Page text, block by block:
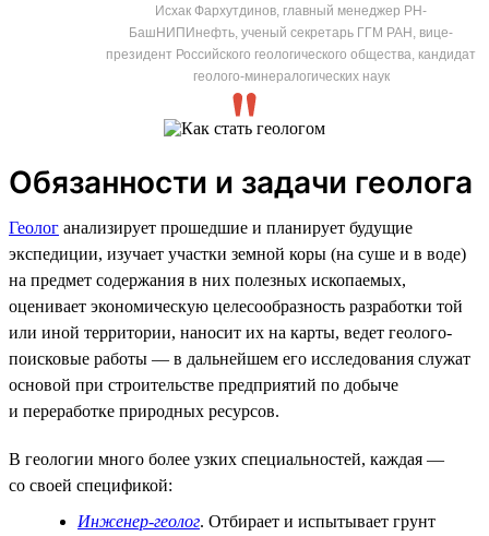
Исхак Фархутдинов, главный менеджер РН-
БашНИПИнефть, ученый секретарь ГГМ РАН, вице-
президент Российского геологического общества, кандидат
геолого-минералогических наук
Обязанности и задачи геолога
Геолог анализирует прошедшие и планирует будущие
экспедиции, изучает участки земной коры (на суше и в воде)
на предмет содержания в них полезных ископаемых,
оценивает экономическую целесообразность разработки той
или иной территории, наносит их на карты, ведет геолого-
поисковые работы — в дальнейшем его исследования служат
основой при строительстве предприятий по добыче
и переработке природных ресурсов.
В геологии много более узких специальностей, каждая —
со своей спецификой:
Инженер-геолог. Отбирает и испытывает грунт